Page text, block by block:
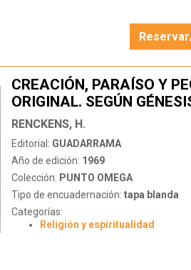
CREACIÓN, PARAÍSO Y
ORIGINAL. SEGÚN
RENCKENS, H.
Editorial: GUADARRAMA
Año de edición: 1969
Colección: PUNTO OMEGA
Tipo de encuadernación: tapa blanda
Categorías:
Religión y espiritualidad